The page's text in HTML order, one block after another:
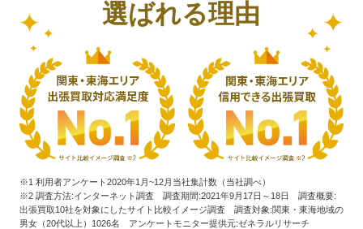
選ばれる理由
※1 利用者アンケート2020年1月~12月当社集計数（当社調べ）
※2 調査方法:インターネット調査 調査期間:2021年9月17日～18日 調査概要:
出張買取10社を対象にしたサイト比較イメージ調査 調査対象:関東・東海地域の
男女（20代以上）1026名 アンケートモニター提供元:ゼネラルリサーチ